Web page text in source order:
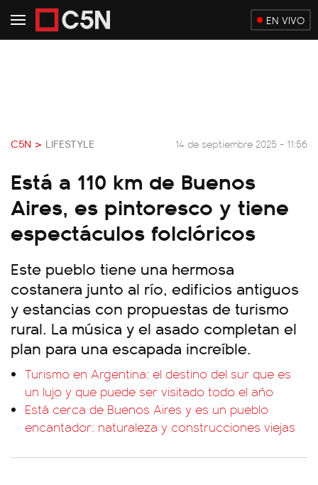
EN VIVO
C5N > LIFESTYLE 14 de septiembre 2025 - 11:56
Está a 110 km de Buenos
Aires, es pintoresco y tiene
espectáculos folclóricos
Este pueblo tiene una hermosa
costanera junto al río, edificios antiguos
y estancias con propuestas de turismo
rural. La música y el asado completan el
plan para una escapada increíble.
Turismo en Argentina: el destino del sur que es
un lujo y que puede ser visitado todo el año
Está cerca de Buenos Aires y es un pueblo
encantador: naturaleza y construcciones viejas